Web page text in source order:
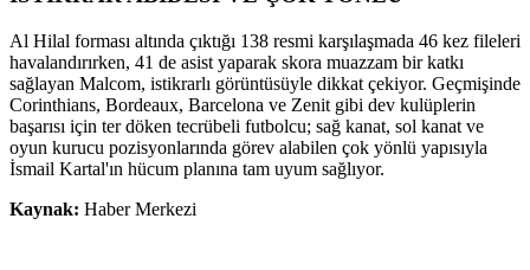
Al Hilal forması altında çıktığı 138 resmi karşılaşmada 46 kez fileleri
havalandırırken, 41 de asist yaparak skora muazzam bir katkı
sağlayan Malcom, istikrarlı görüntüsüyle dikkat çekiyor. Geçmişinde
Corinthians, Bordeaux, Barcelona ve Zenit gibi dev kulüplerin
başarısı için ter döken tecrübeli futbolcu; sağ kanat, sol kanat ve
oyun kurucu pozisyonlarında görev alabilen çok yönlü yapısıyla
İsmail Kartal'ın hücum planına tam uyum sağlıyor.
Kaynak: Haber Merkezi